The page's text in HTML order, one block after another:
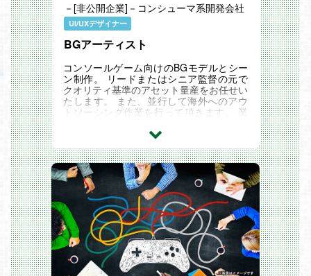
－[非公開企業]－コンシューマ系開発会社
UI/UXデザイナー
BGアーティスト
コンソールゲーム向けのBGモデルとシー
ン制作。 リードまたはシニア監督の元で
クオリティ基準のアセット量産をお任せい
たします。 また、並行して海外へのアウ
トソーシング作業を行って頂きます。 業